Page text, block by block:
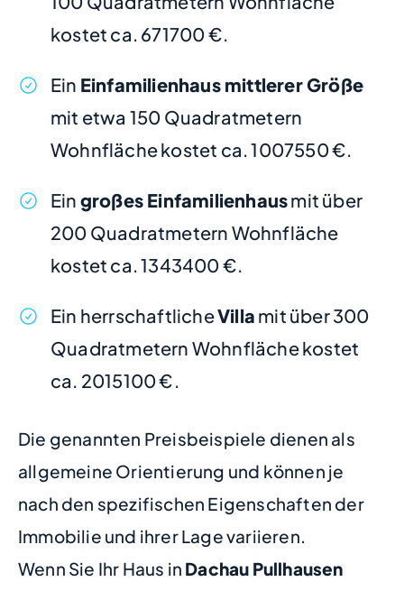
kostet ca. 671700 €.
Ein Einfamilienhaus mittlerer Größe
mit etwa 150 Quadratmetern
Wohnfläche kostet ca. 1007550 €.
Ein großes Einfamilienhausmit über
200 Quadratmetern Wohnfläche
kostet ca. 1343400 €.
Ein herrschaftlicheVilla mit über 300
Quadratmetern Wohnfläche kostet
ca. 2015100 €.
Die genannten Preisbeispiele dienen als
allgemeine Orientierung und können je
nach den spezifischen Eigenschaften der
Immobilie und ihrer Lage variieren.
Wenn Sie Ihr Haus in Dachau Pullhausen